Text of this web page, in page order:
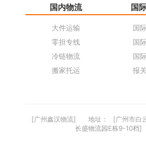
国内物流
大件运输
零担专线
冷链物流
搬家托运
国
国
国
国
报
[广州鑫汉物流] 地址：
[广州市白
长盛物流园E栋9-10档]